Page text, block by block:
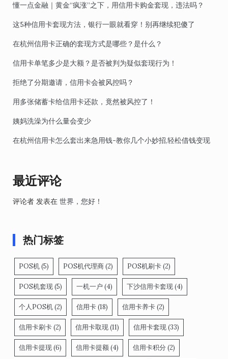
懂一点金融｜黄金“疯涨”之下，用信用卡购金套现，违法吗？
这5种信用卡套现方法，银行一眼就看穿！别再继续犯傻了
在杭州信用卡正确的套现方式是哪些？是什么？
信用卡单笔多少是大额？是否被判为疑似套现行为！
拒绝了分期邀请，信用卡会被风控吗？
用多张储蓄卡给信用卡还款，竟然被风控了！
姨妈洗澡为什么量会变少
在杭州信用卡怎么套出来急用钱-教你几个小妙招,轻松借钱变现
最近评论
评论者 发表在 世界，您好！
热门标签
POS机(5) POS机代理商(2) POS机刷卡(2)
POS机套现(5) 一机一户 (4) 下沙信用卡套现(4)
个人POS机(2) 信用卡(18) 信用卡养卡(2)
信用卡刷卡(2) 信用卡取现(11) 信用卡套现(33)
信用卡提现(6) 信用卡提额(4) 信用卡积分 (2)